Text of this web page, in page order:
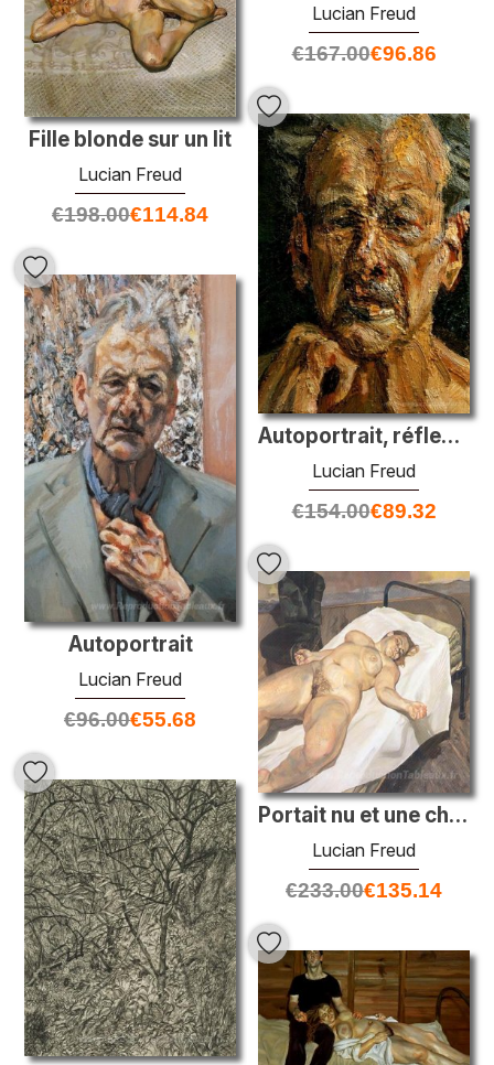
Lucian Freud
€167.00€96.86
Fille blonde sur un lit
Lucian Freud
€198.00€114.84
Autoportrait, réflexion
Lucian Freud
€154.00€89.32
Autoportrait
Lucian Freud
€96.00€55.68
Portait nu et une chaise verte
Lucian Freud
€233.00€135.14